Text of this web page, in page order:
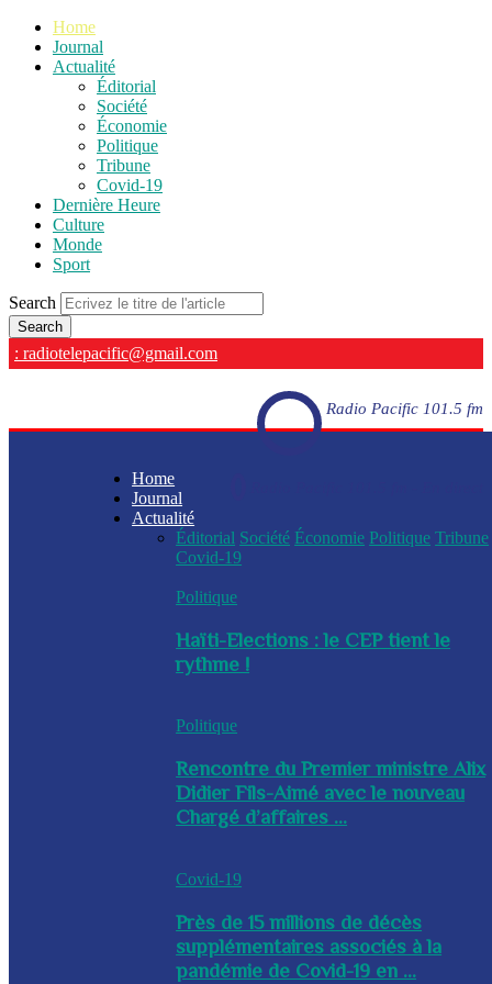
Home
Journal
Actualité
Éditorial
Société
Économie
Politique
Tribune
Covid-19
Dernière Heure
Culture
Monde
Sport
Search
: radiotelepacific@gmail.com
Radio Pacific 101.5 fm
Home
Journal
Actualité
Éditorial Société Économie Politique Tribune
Covid-19
Politique
Haïti-Elections : le CEP tient le
rythme !
Politique
Rencontre du Premier ministre Alix
Didier Fils-Aimé avec le nouveau
Chargé d’affaires ...
Covid-19
Près de 15 millions de décès
supplémentaires associés à la
pandémie de Covid-19 en ...